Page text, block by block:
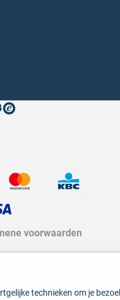
beoordelingen
voorwaarden
technieken om je